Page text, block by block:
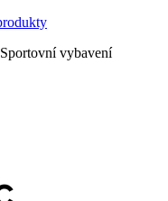
Sportovní vybavení